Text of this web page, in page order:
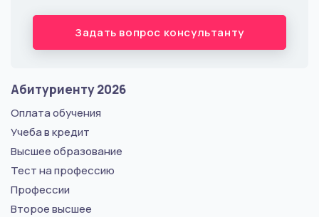
Задать вопрос консультанту
Абитуриенту 2026
Оплата обучения
Учеба в кредит
Высшее образование
Тест на профессию
Профессии
Второе высшее